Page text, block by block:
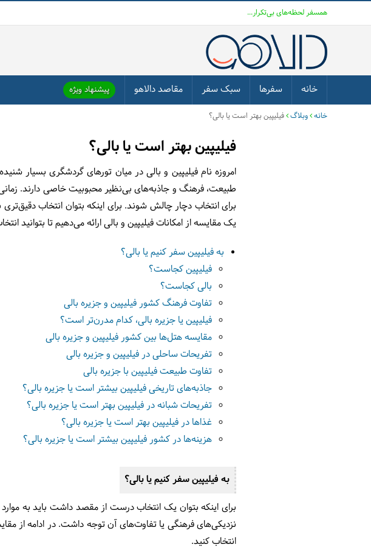
همسفر لحظه‌های بی‌تکرار...
خانه سفرها سبک سفر مقاصد دالاهو پیشنهاد ویژه
خانه وبلاگ فیلیپین بهتر است یا بالی؟
فیلیپین بهتر است یا بالی؟
امروزه نام فیلیپین و بالی در میان تورهای گردشگری بسیار
طبیعت، فرهنگ و جاذبه‌های بی‌نظیر محبوبیت خاصی دارند.
برای انتخاب دچار چالش شوند. برای اینکه بتوان انتخاب
یک مقایسه از امکانات فیلیپین و بالی ارائه می‌دهیم تا بتوانید
به فیلیپین سفر کنیم یا بالی؟
فیلیپین کجاست؟
بالی کجاست؟
تفاوت فرهنگ کشور فیلیپین و جزیره بالی
فیلیپین یا جزیره بالی، کدام مدرن‌تر است؟
مقایسه هتل‌ها بین کشور فیلیپین و جزیره بالی
تفریحات ساحلی در فیلیپین و جزیره بالی
تفاوت طبیعت فیلیپین با جزیره بالی
جاذبه‌های تاریخی فیلیپین بیشتر است یا جزیره بالی؟
تفریحات شبانه در فیلیپین بهتر است یا جزیره بالی؟
غذاها در فیلیپین بهتر است یا جزیره بالی؟
هزینه‌ها در کشور فیلیپین بیشتر است یا جزیره بالی؟
به فیلیپین سفر کنیم یا بالی؟
برای اینکه بتوان یک انتخاب درست از مقصد داشت باید به
نزدیکی‌های فرهنگی یا تفاوت‌های آن توجه داشت. در ادامه از
انتخاب کنید.